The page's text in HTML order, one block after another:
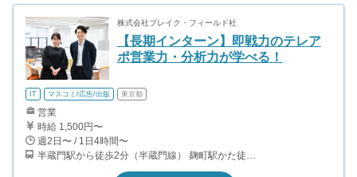
株式会社ブレイク・フィールド社
【長期インターン】即戦力のテレア
ポ営業力・分析力が学べる！
IT マスコミ/広告/出版 東京都
営業
時給 1,500円〜
週2日〜 / 1日4時間〜
半蔵門駅から徒歩2分（半蔵門線） 麹町駅かた徒歩10分（有楽町線）